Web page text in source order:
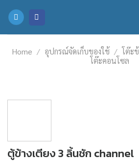
Home / อุปกรณ์จัดเก็บของใช้ / โต๊ะ
โต๊ะคอนโซล
ตู้ข้างเตียง 3 ลิ้นชัก channel